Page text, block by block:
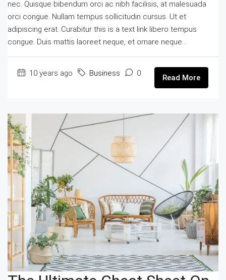
nec. Quisque bibendum orci ac nibh facilisis, at malesuada
orci congue. Nullam tempus sollicitudin cursus. Ut et
adipiscing erat. Curabitur this is a text link libero tempus
congue. Duis mattis laoreet neque, et ornare neque...
10 years ago Business 0 Read More